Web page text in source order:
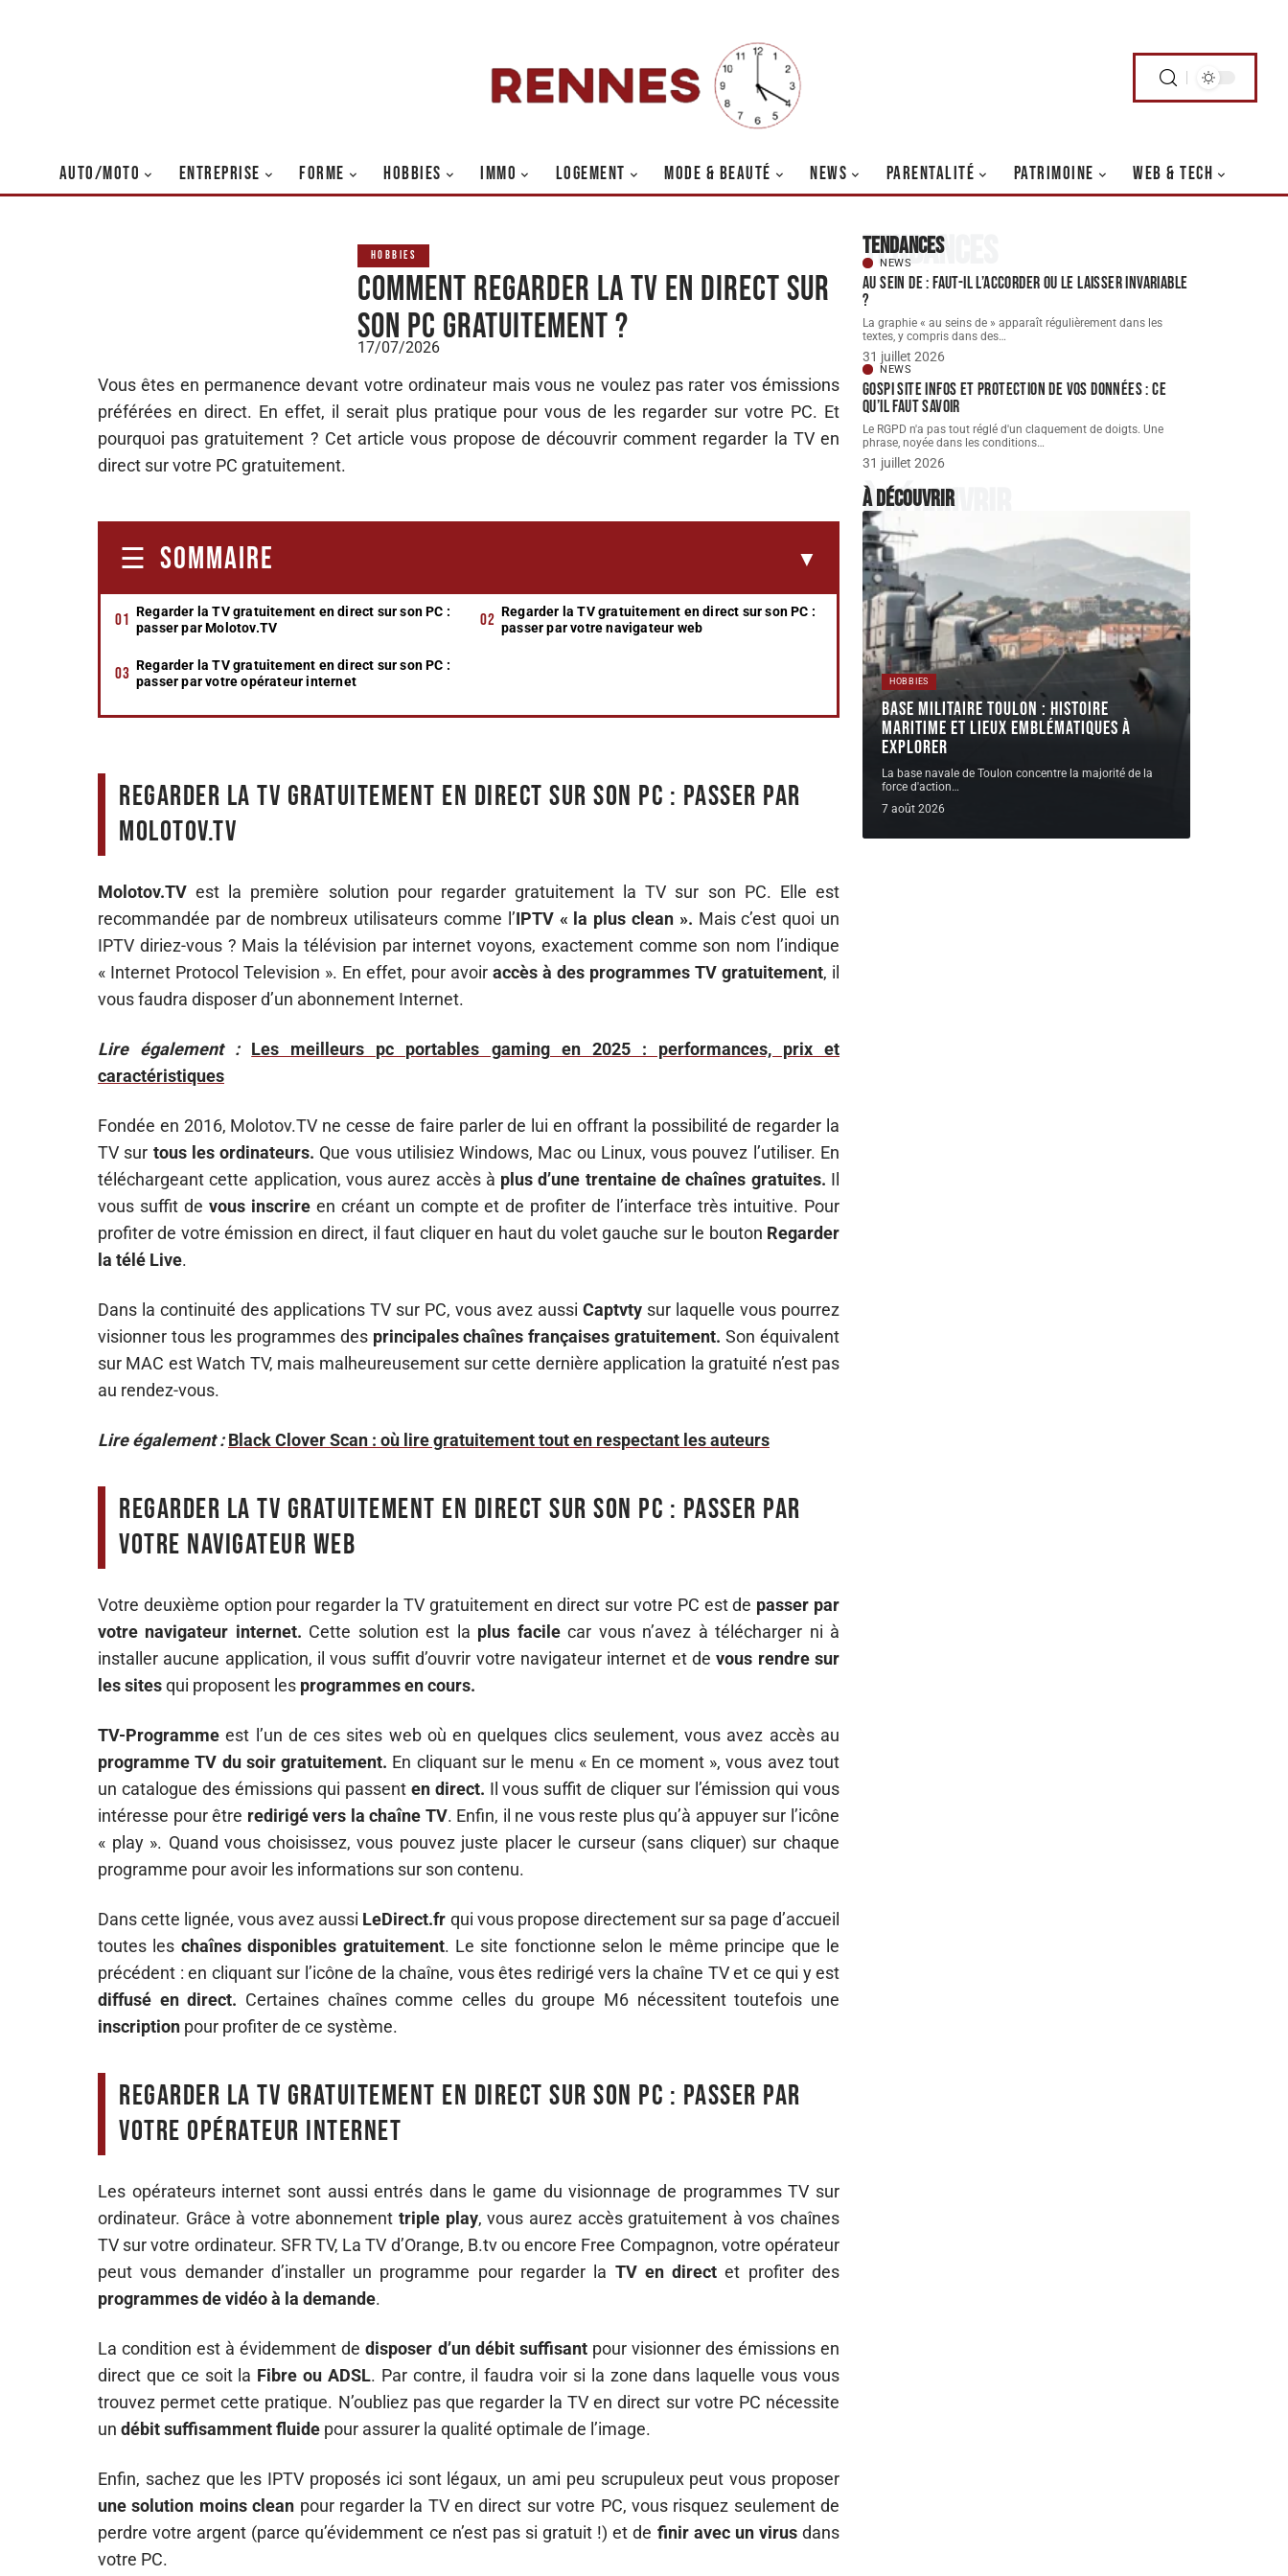
AUTO/MOTO ENTREPRISE FORME HOBBIES IMMO LOGEMENT MODE & BEAUTÉ NEWS PARENTALITÉ PATRIMOINE WEB & TECH
HOBBIES
Comment regarder la TV en direct sur
son PC gratuitement ?
17/07/2026
Vous êtes en permanence devant votre ordinateur mais vous ne voulez pas rater vos émissions
préférées en direct. En effet, il serait plus pratique pour vous de les regarder sur votre PC. Et
pourquoi pas gratuitement ? Cet article vous propose de découvrir comment regarder la TV en
direct sur votre PC gratuitement.
SOMMAIRE
Regarder la TV gratuitement en direct sur son PC :
passer par Molotov.TV
Regarder la TV gratuitement en direct sur son PC :
passer par votre navigateur web
Regarder la TV gratuitement en direct sur son PC :
passer par votre opérateur internet
Regarder la TV gratuitement en direct sur son PC : passer par
Molotov.TV
Molotov.TV est la première solution pour regarder gratuitement la TV sur son PC. Elle est
recommandée par de nombreux utilisateurs comme l’IPTV « la plus clean ». Mais c’est quoi un
IPTV diriez-vous ? Mais la télévision par internet voyons, exactement comme son nom l’indique
« Internet Protocol Television ». En effet, pour avoir accès à des programmes TV gratuitement, il
vous faudra disposer d’un abonnement Internet.
Lire également :
Les meilleurs pc portables gaming en 2025 : performances, prix et
caractéristiques
Fondée en 2016, Molotov.TV ne cesse de faire parler de lui en offrant la possibilité de regarder la
TV sur tous les ordinateurs. Que vous utilisiez Windows, Mac ou Linux, vous pouvez l’utiliser. En
téléchargeant cette application, vous aurez accès à plus d’une trentaine de chaînes gratuites. Il
vous suffit de vous inscrireen créant un compte et de profiter de l’interface très intuitive. Pour
profiter de votre émission en direct, il faut cliquer en haut du volet gauche sur le bouton Regarder
la télé Live.
Dans la continuité des applications TV sur PC, vous avez aussi Captvty sur laquelle vous pourrez
visionner tous les programmes des principales chaînes françaises gratuitement.Son équivalent
sur MAC est Watch TV, mais malheureusement sur cette dernière application la gratuité n’est pas
au rendez-vous.
Lire également : Black Clover Scan : où lire gratuitement tout en respectant les auteurs
Regarder la TV gratuitement en direct sur son PC : passer par
votre navigateur web
Votre deuxième option pour regarder la TV gratuitement en direct sur votre PC est de passer par
votre navigateur internet. Cette solution est la plus facilecar vous n’avez à télécharger ni à
installer aucune application, il vous suffit d’ouvrir votre navigateur internet et devous rendre sur
les sitesqui proposent les programmes en cours.
TV-Programme est l’un de ces sites web où en quelques clics seulement, vous avez accès au
programme TV du soir gratuitement. En cliquant sur le menu « En ce moment », vous avez tout
un catalogue des émissions qui passent en direct. Il vous suffit de cliquer sur l’émission qui vous
intéresse pour être redirigé vers la chaîne TV. Enfin, il ne vous reste plus qu’à appuyer sur l’icône
« play ». Quand vous choisissez, vous pouvez juste placer le curseur (sans cliquer) sur chaque
programme pour avoir les informations sur son contenu.
Dans cette lignée, vous avez aussi LeDirect.fr qui vous propose directement sur sa page d’accueil
toutes les chaînes disponibles gratuitement. Le site fonctionne selon le même principe que le
précédent : en cliquant sur l’icône de la chaîne, vous êtes redirigé vers la chaîne TV et ce qui y est
diffusé en direct. Certaines chaînes comme celles du groupe M6 nécessitent toutefois une
inscription pour profiter de ce système.
Regarder la TV gratuitement en direct sur son PC : passer par
votre opérateur internet
Les opérateurs internet sont aussi entrés dans le game du visionnage de programmes TV sur
ordinateur. Grâce à votre abonnementtriple play, vous aurez accès gratuitement à vos chaînes
TV sur votre ordinateur. SFR TV, La TV d’Orange, B.tv ou encore Free Compagnon, votre opérateur
peut vous demander d’installer un programme pour regarder la TV en direct et profiter des
programmes de vidéo à la demande.
La condition est à évidemment dedisposer d’un débit suffisantpour visionner des émissions en
direct que ce soit la Fibre ou ADSL. Par contre, il faudra voir si la zone dans laquelle vous vous
trouvez permet cette pratique. N’oubliez pas que regarder la TV en direct sur votre PC nécessite
un débit suffisamment fluide pour assurer la qualité optimale de l’image.
Enfin, sachez que les IPTV proposés ici sont légaux, un ami peu scrupuleux peut vous proposer
une solution moins clean pour regarder la TV en direct sur votre PC, vous risquez seulement de
perdre votre argent (parce qu’évidemment ce n’est pas si gratuit !) et de finir avec un virusdans
votre PC.
Tendances
Tendances
NEWS
Au sein de : faut-il l’accorder ou le laisser invariable
?
La graphie « au seins de » apparaît régulièrement dans les
textes, y compris dans des…
31 juillet 2026
NEWS
Gospi site infos et protection de vos données : ce
qu’il faut savoir
Le RGPD n'a pas tout réglé d'un claquement de doigts. Une
phrase, noyée dans les conditions…
31 juillet 2026
À découvrir
À découvrir
HOBBIES
Base militaire Toulon : histoire
maritime et lieux emblématiques à
explorer
La base navale de Toulon concentre la majorité de la
force d'action…
7 août 2026